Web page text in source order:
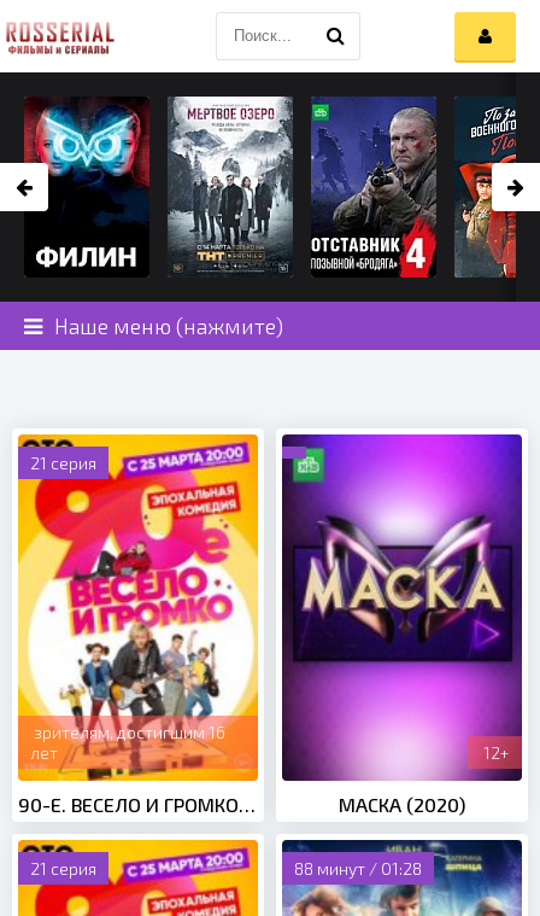
Наше меню (нажмите)
21 серия
зрителям, достигшим 16
лет
12+
МАСКА (2020)
21 серия 88 минут / 01:28